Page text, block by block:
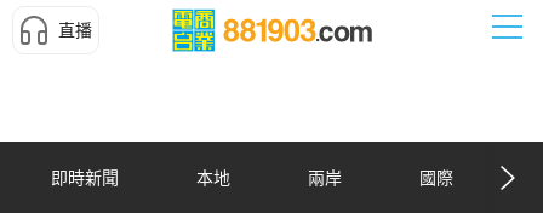
直播
即時新聞 本地 兩岸 國際